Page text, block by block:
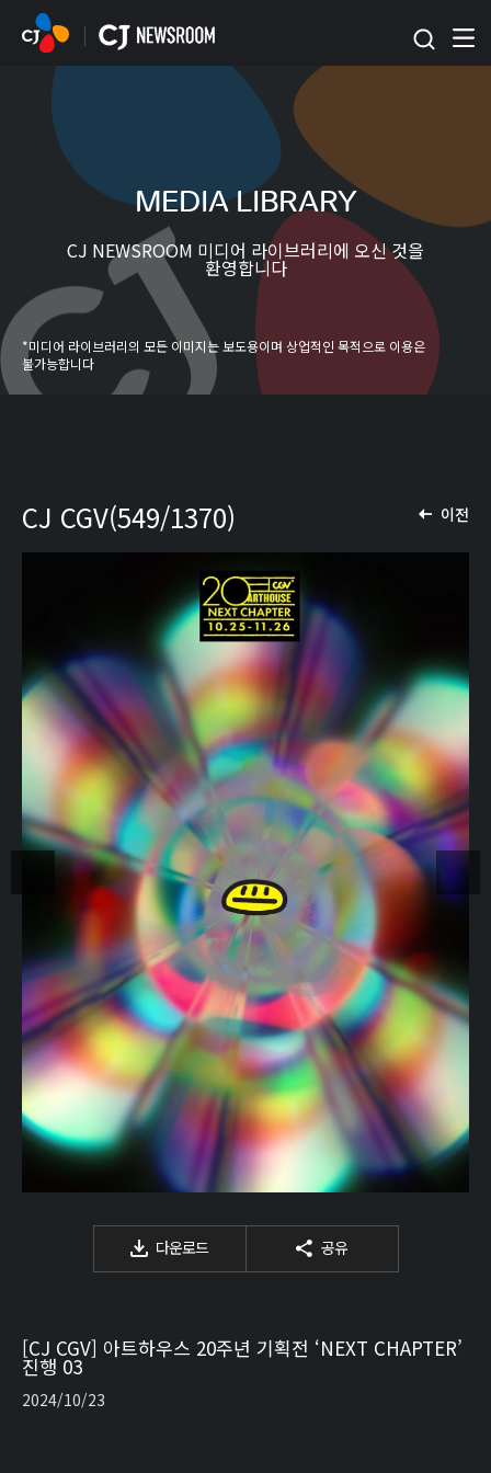
본문 바로가기
MEDIA LIBRARY
CJ NEWSROOM 미디어 라이브러리에 오신 것을
환영합니다
*미디어 라이브러리의 모든 이미지는 보도용이며 상업적인 목적으로 이용은
불가능합니다
이전
CJ CGV(549/1370)
다운로드 공유
[CJ CGV] 아트하우스 20주년 기획전 ‘NEXT CHAPTER’
진행 03
2024/10/23